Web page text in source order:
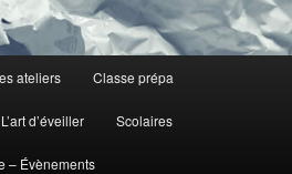
ateliers Classe prépa
L’art d’éveiller Scolaires
– Évènements